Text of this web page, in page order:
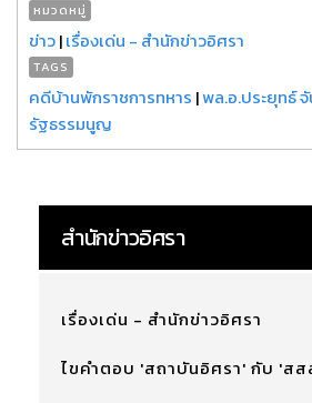
หมวดหมู่
ข่าว|เรื่องเด่น - สำนักข่าวอิศรา
TAGS
คดีบ้านพักราชการทหาร |พล.อ.ประยุทธ์
รัฐธรรมนูญ
สำนักข่าวอิศรา
เรื่องเด่น - สำนักข่าวอิศรา
ไขคำตอบ 'สถาบันอิศรา' กับ 'สส